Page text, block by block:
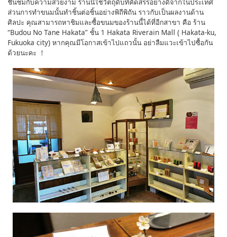
ส่วนการทำขนมนั้นทำชิ้นต่อชิ้นอย่างพิถีพิถัน ราวกับเป็นผลงานด้าน
ศิลปะ คุณสามารถหาชิมและซื้อขนมของร้านนี้ได้ที่อีกสาขา คือ ร้าน
“Budou No Tane Hakata” ชั้น 1 Hakata Riverain Mall ( Hakata-ku,
Fukuoka city) หากคุณมีโอกาสเข้าไปแถวนั้น อย่าลืมแวะเข้าไปซื้อกัน
ด้วยนะคะ ！